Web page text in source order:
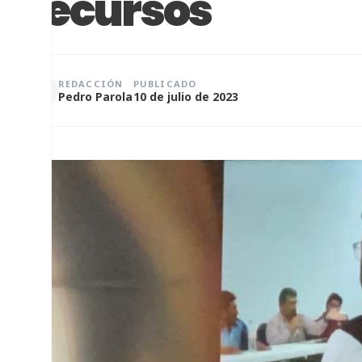
REDACCIÓN
Pedro Parola
PUBLICADO
10 de julio de 2023